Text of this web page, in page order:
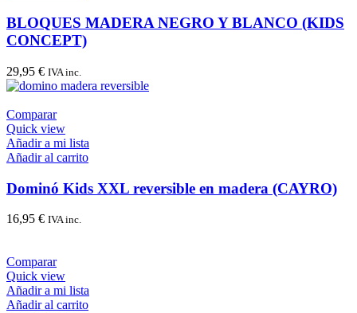
BLOQUES MADERA NEGRO Y BLANCO (KIDS
CONCEPT)
29,95 € IVA inc.
Comparar
Quick view
Añadir a mi lista
Añadir al carrito
Dominó Kids XXL reversible en madera (CAYRO)
16,95 € IVA inc.
Comparar
Quick view
Añadir a mi lista
Añadir al carrito